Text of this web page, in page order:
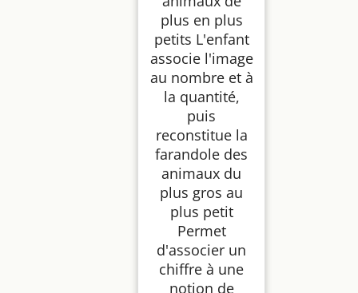
plus en plus
petits L'enfant
associe l'image
au nombre et à
la quantité,
puis
reconstitue la
farandole des
animaux du
plus gros au
plus petit
Permet
d'associer un
chiffre à une
notion de